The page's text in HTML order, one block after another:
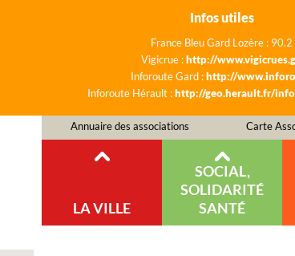
Infos utiles
France Bleu Gard Lozère :
Vigicrue :http://
Inforoute Gard :http://
Inforoute Hérault :http://geo.herault.fr/
Annuaire des associations Carte
LA VILLE
SOCIAL,
SOLIDARITÉ
SANTÉ